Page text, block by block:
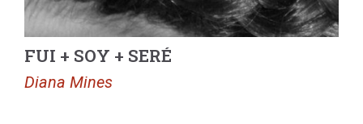
FUI + SOY + SERÉ
Diana Mines